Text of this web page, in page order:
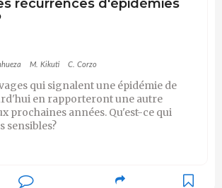
M. Kikuti C. Corzo
qui signalent une épidémie de
en rapporteront une autre
prochaines années. Qu'est-ce qui
sensibles?